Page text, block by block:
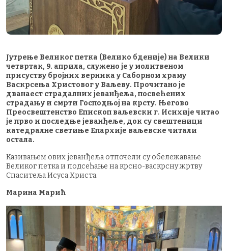
Јутрење Великог петка (Велико бденије) на Велики
четвртак, 9. априла, служено је у молитвеном
присуству бројних верника у Саборном храму
Васкрсења Христовог у Ваљеву. Прочитано је
дванаест страдалних јеванђеља, посвећених
страдању и смрти Господњој на крсту. Његово
Преосвештенство Епископ ваљевски г. Исихије читао
је прво и последње јеванђеље, док су свештеници
катедралне светиње Епархије ваљевске читали
остала.
Казивањем ових јеванђеља отпочели су обележавање
Великог петка и подсећање на крсно-васкрсну жртву
Спаситеља Исуса Христа.
Марина Марић